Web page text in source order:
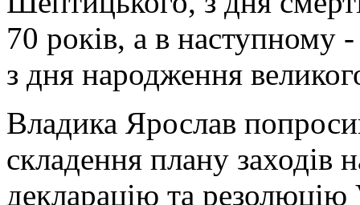
70 років, а в наступному
з дня народження
Владика Ярослав
складення плану заходів
декларацію та резолюцію